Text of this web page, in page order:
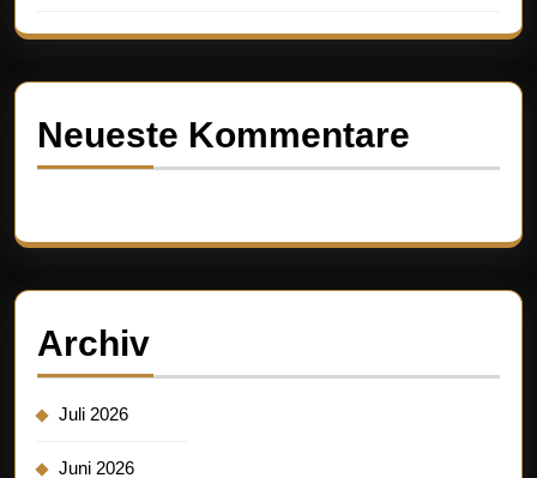
Neueste Kommentare
Archiv
Juli 2026
Juni 2026